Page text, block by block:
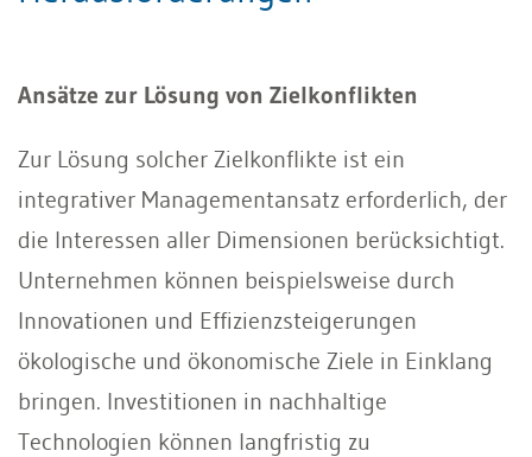
Ansätze zur Lösung von Zielkonflikten
Zur Lösung solcher Zielkonflikte ist ein
integrativer Managementansatz erforderlich, der
die Interessen aller Dimensionen berücksichtigt.
Unternehmen können beispielsweise durch
Innovationen und Effizienzsteigerungen
ökologische und ökonomische Ziele in Einklang
bringen. Investitionen in nachhaltige
Technologien können langfristig zu